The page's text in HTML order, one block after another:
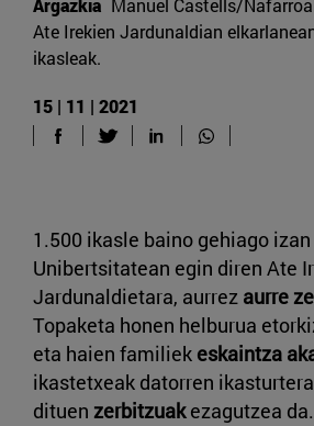
Argazkia Manuel Castells/
Ate Irekien Jardunaldian
ikasleak.
15 | 11 | 2021
1.500 ikasle baino gehiago
Unibertsitatean egin diren Ate
Jardunaldietara, aurrez aurre
Topaketa honen helburua
eta haien familiek eskaintza
ikastetxeak datorren
dituen zerbitzuakezagutzea da.